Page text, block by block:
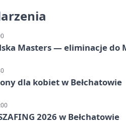
Masters — eliminacje do
dla kobiet w Bełchatowie
2026 w Bełchatowie